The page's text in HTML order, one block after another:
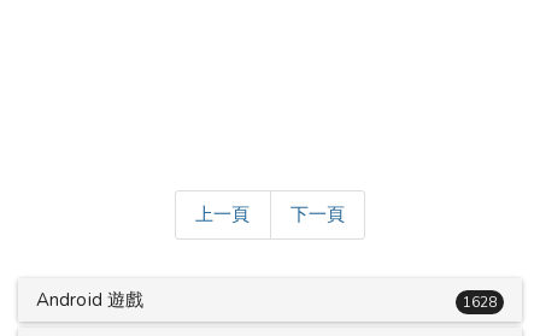
上一頁 下一頁
Android 遊戲 1628